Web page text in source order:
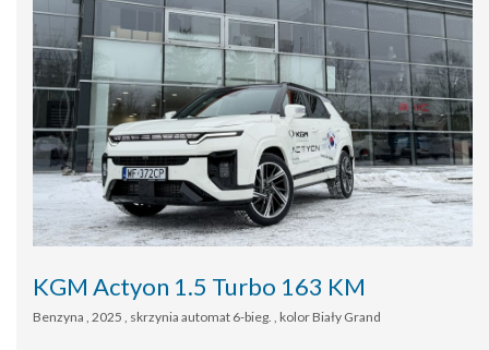
KGM Actyon 1.5 Turbo 163 KM
Benzyna , 2025 , skrzynia automat 6-bieg. , kolor Biały Grand